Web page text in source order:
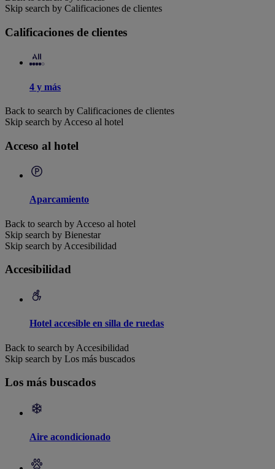
Skip search by Calificaciones de clientes
Calificaciones de clientes
4 y más
Back to search by Calificaciones de clientes
Skip search by Acceso al hotel
Acceso al hotel
Aparcamiento
Back to search by Acceso al hotel
Skip search by Bienestar
Skip search by Accesibilidad
Accesibilidad
Hotel accesible en silla de ruedas
Back to search by Accesibilidad
Skip search by Los más buscados
Los más buscados
Aire acondicionado